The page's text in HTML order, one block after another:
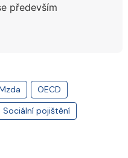
především
OECD
Sociální pojištění